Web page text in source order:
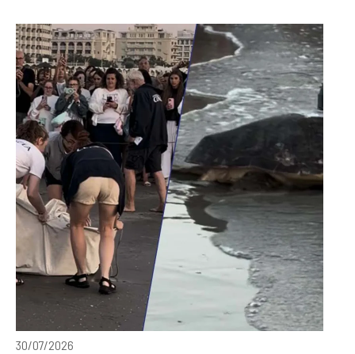
30/07/2026